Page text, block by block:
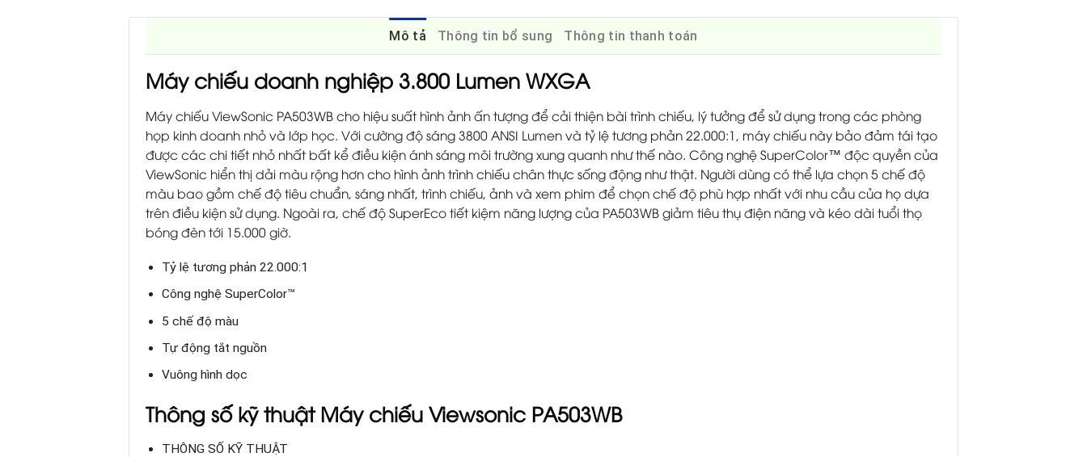
Mô tả Thông tin bổ sung Thông tin thanh toán
Máy chiếu doanh nghiệp 3.800 Lumen WXGA
Máy chiếu ViewSonic PA503WB cho hiệu suất hình ảnh ấn tượng để cải thiện bài trình chiếu, lý tưởng để sử dụng trong các phòng
họp kinh doanh nhỏ và lớp học. Với cường độ sáng 3800 ANSI Lumen và tỷ lệ tương phản 22.000:1, máy chiếu này bảo đảm tái tạo
được các chi tiết nhỏ nhất bất kể điều kiện ánh sáng môi trường xung quanh như thế nào. Công nghệ SuperColor™ độc quyền của
ViewSonic hiển thị dải màu rộng hơn cho hình ảnh trình chiếu chân thực sống động như thật. Người dùng có thể lựa chọn 5 chế độ
màu bao gồm chế độ tiêu chuẩn, sáng nhất, trình chiếu, ảnh và xem phim để chọn chế độ phù hợp nhất với nhu cầu của họ dựa
trên điều kiện sử dụng. Ngoài ra, chế độ SuperEco tiết kiệm năng lượng của PA503WB giảm tiêu thụ điện năng và kéo dài tuổi thọ
bóng đèn tới 15.000 giờ.
Tỷ lệ tương phản 22.000:1
Công nghệ SuperColor™
5 chế độ màu
Tự động tắt nguồn
Vuông hình dọc
Thông số kỹ thuật Máy chiếu Viewsonic PA503WB
THÔNG SỐ KỸ THUẬT